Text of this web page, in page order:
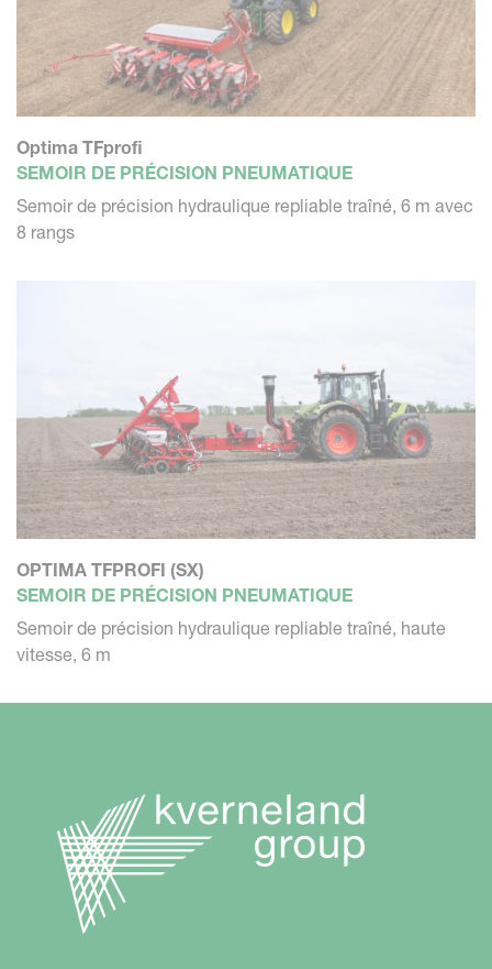
Optima TFprofi
SEMOIR DE PRÉCISION PNEUMATIQUE
Semoir de précision hydraulique repliable traîné, 6 m avec
8 rangs
OPTIMA TFPROFI (SX)
SEMOIR DE PRÉCISION PNEUMATIQUE
Semoir de précision hydraulique repliable traîné, haute
vitesse, 6 m